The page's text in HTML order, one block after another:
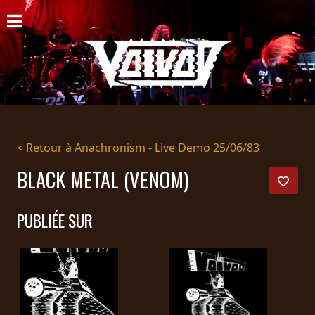
ACCUEIL
NOUVELLES
CONCERTS
DISCOGRAPHIE
GALERIE
BIO
PANIER
MAGASIN
DIFFUSION
< Retour à Anachronism - Live Demo 25/06/83
BLACK METAL (VENOM)
PUBLIÉE SUR